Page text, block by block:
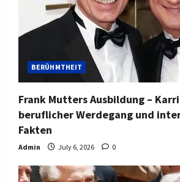
BERÜHMTHEIT
Frank Mutters Ausbildung –
beruflicher Werdegang und
Fakten
Admin July 6, 2026 0